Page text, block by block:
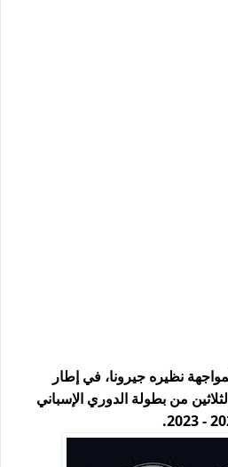
نظيره جيرونا، في إطار
من بطولة الدوري الإسباني